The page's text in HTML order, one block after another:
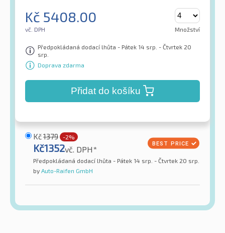
Kč 5408.00
vč. DPH Množství
Předpokládaná dodací lhůta - Pátek 14 srp. - Čtvrtek 20
srp.
Doprava zdarma
Přidat do košíku
Kč1379 -2%
Kč1352vč. DPH*
Předpokládaná dodací lhůta - Pátek 14 srp. - Čtvrtek 20 srp.
by Auto-Raifen GmbH